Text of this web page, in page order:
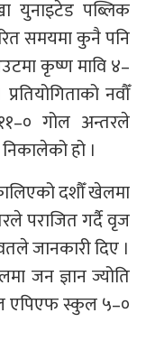
युनाइटेड पब्लिक
समयमा कुनै पनि
कृष्ण मावि ४–
नवौँ
गोल अन्तरले
हो ।
दशौँ खेलमा
पराजित गर्दै वृज
जानकारी दिए ।
जन ज्ञान ज्योति
एपिएफ स्कुल ५–०